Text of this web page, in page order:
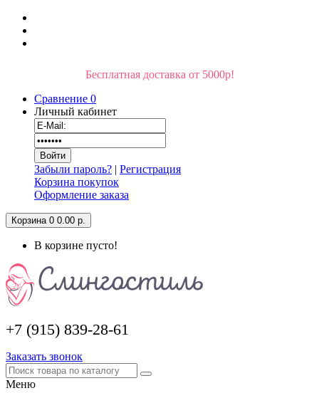
Бесплатная доставка от 5000р!
Сравнение 0
Личный кабинет
Забыли пароль? | Регистрация
Корзина покупок
Оформление заказа
Корзина 0 0.00 р.
В корзине пусто!
+7 (915) 839-28-61
Заказать звонок
Меню